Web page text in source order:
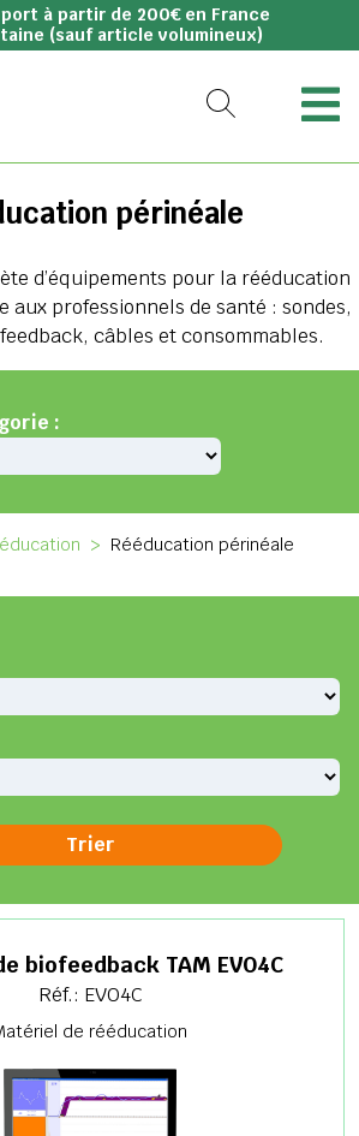
à partir de 200€ en France
(sauf article volumineux)
périnéale
d’équipements pour la rééducation
aux professionnels de santé : sondes,
câbles et consommables.
:
> Rééducation périnéale
biofeedback TAM EVO4C
Réf.: EVO4C
de rééducation